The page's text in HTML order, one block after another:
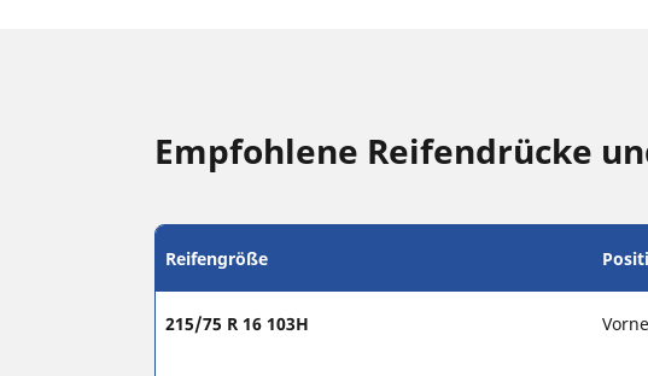
Empfohlene Reifendrücke
Reifengröße
215/75 R 16 103H Vorne